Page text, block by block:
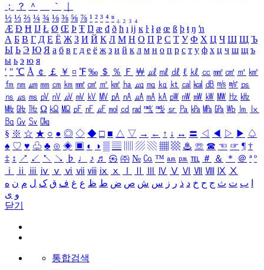
；
？ ＾ ｀
½ ⅓ ⅔ ¼ ¾ ⅛ ⅜ ⅝ ⅞ ¹ ² ³ ⁴ ⁿ ₁ ₂ ₃ ₄
Æ Ð Ħ Ĳ Ł Ø Œ Þ Ŧ Ŋ æ đ ð ħ ı ĳ ĸ ŀ ł ø œ ß þ ŧ ŋ ŉ
А Б В Г Д Е Ё Ж З И Й К Л М Н О П Р С Т У Ф Х Ц Ч Ш Щ Ъ
Ы Ь Э Ю Я а б в г д е ё ж з и й к л м н о п р с т у ф х ц ч ш щ ъ
ы ь э ю я
′ ″ ℃ Å ￠ ￡ ￥ ¤ ℉ ‰ ＄ ％ Ｆ ￦ ㎕ ㎖ ㎗ ℓ ㎘ ㏄ ㎣ ㎤ ㎥ ㎦
㎙ ㎚ ㎛ ㎜ ㎝ ㎞ ㎟ ㎠ ㎡ ㎢ ㏊ ㎍ ㎎ ㎏ ㏏ ㎈ ㎉ ㏈ ㎧ ㎨ ㎰
㎱ ㎲ ㎳ ㎴ ㎵ ㎶ ㎷ ㎸ ㎹ ㎀ ㎁ ㎂ ㎃ ㎄ ㎺ ㎻ ㎽ ㎾ ㎿ ㎐ ㎑
㎒ ㎓ ㎔ Ω ㏀ ㏁ ㎊ ㎋ ㎌ ㏖ ㏅ ㎭ ㎮ ㎯ ㏛ ㎩ ㎪ ㎫ ㎬ ㏝ ㏐
㏓
㏃ ㏉ ㏜ ㏆
§ ※ ☆ ★ ○ ● ◎ ◇ ◆ □ ■ △ ▽ → ← ↑ ↓ ↔ 〓 ◁ ◀ ▷ ▶ ♤
♠ ♡ ♥ ♧ ♣ ⊙ ◈ ▣ ◐ ◑ ▒ ▤ ▨ ▧ ▦ ▩ ♨ ☏ ☎ ☜ ☞ ¶ †
‡ ↕ ↗ ↙ ↖ ↘ ♭ ♩ ♪ ♬ ㉿ ㈜ № ㏇ ™ ㏂ ㏘ ℡ ＃ ＆ ＊ ＠ ª º
ⅰ
ⅱ ⅲ ⅳ ⅴ ⅵ ⅶ ⅷ ⅸ ⅹ Ⅳ Ⅴ Ⅵ Ⅶ Ⅷ Ⅸ Ⅹ
ب ت ث ج ح خ د ذ ر ز س ش ص ض ط ظ ع غ ف ق ک ل م ن ه
و ی
닫기
통합검색